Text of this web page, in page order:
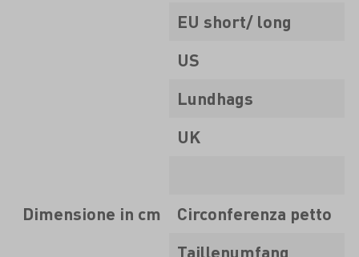
EU short/ long
US
Lundhags
UK
Dimensione in cm Circonferenza petto
Taillenumfang